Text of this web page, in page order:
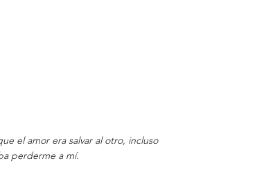
el amor era salvar al otro, incluso
perderme a mí.